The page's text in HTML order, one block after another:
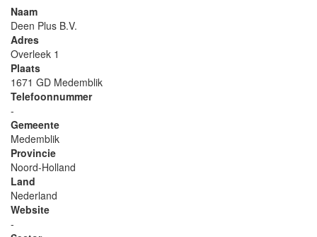
Naam
Deen Plus B.V.
Adres
Overleek 1
Plaats
1671 GD Medemblik
Telefoonnummer
-
Gemeente
Medemblik
Provincie
Noord-Holland
Land
Nederland
Website
-